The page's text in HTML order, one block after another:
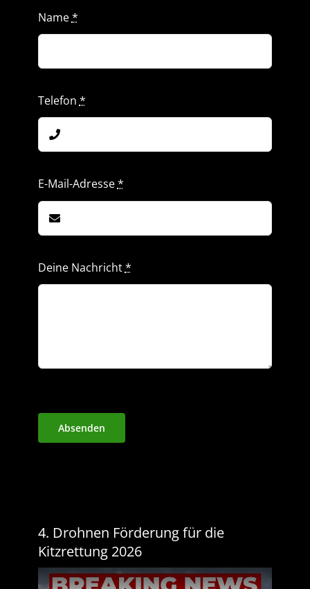
Name*
Telefon *
E-Mail-Adresse*
Deine Nachricht*
Absenden
4. Drohnen Förderung für die
Kitzrettung 2026